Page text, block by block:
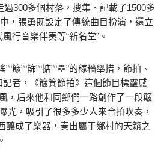
過300多個村落，搜集、記載了1500多
，張勇既設定了傳統曲目扮演，還立
行音樂伴奏等“新名堂”。
簸”“篩”“掂”“壘”的稼穡舉措，節拍、
者，《簸箕節拍》這個節目標靈感
，后來他和同鄉們一路創作了一段簸
光，吸引了很多多少人來合拍吹奏，
釀成了樂器，奏出屬于鄉村的天籟之